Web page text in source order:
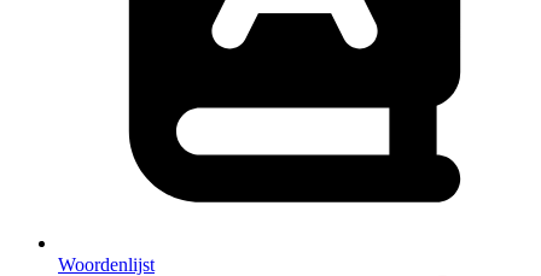
Woordenlijst